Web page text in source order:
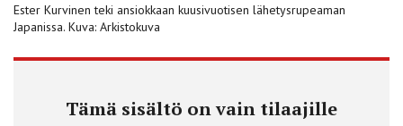
Ester Kurvinen teki ansiokkaan kuusivuotisen lähetysrupeaman
Japanissa. Kuva: Arkistokuva
Tämä sisältö on vain tilaajille